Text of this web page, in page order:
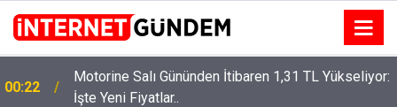
00:22
Motorine Salı Gününden İtibaren 1,31 TL Yükseliyor:
İşte Yeni Fiyatlar..